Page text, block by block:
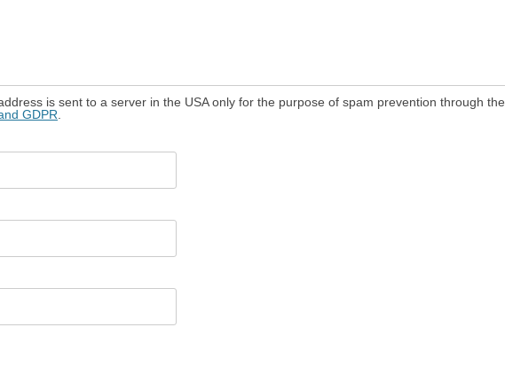
is sent to a server in the USA only for the purpose of spam prevention through the
GDPR